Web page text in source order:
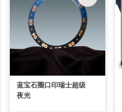
蓝宝石圈口印瑞士超级
夜光